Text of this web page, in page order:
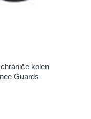
kolen
Guards